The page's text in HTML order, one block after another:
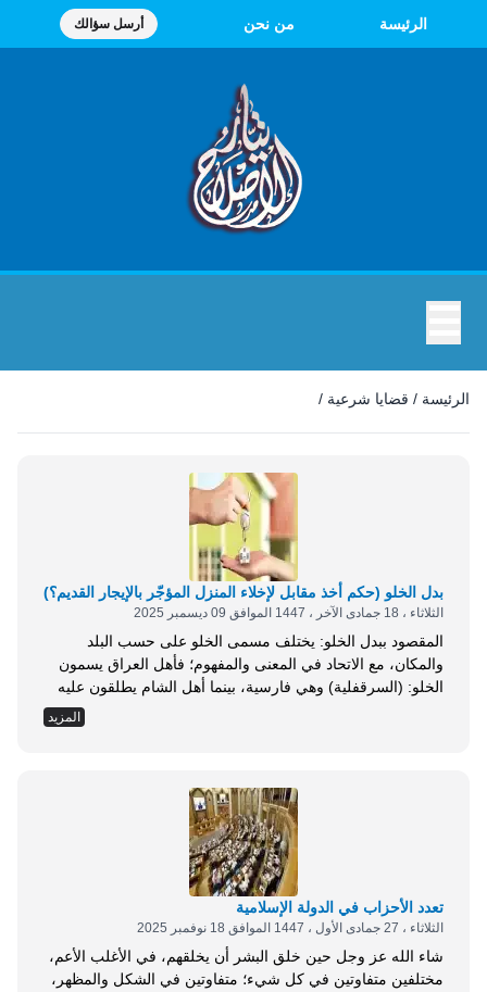
الرئيسة من نحن أرسل سؤالك
قضايا شرعية
الرئيسة / قضايا شرعية /
بدل الخلو (حكم أخذ مقابل لإخلاء المنزل المؤجّر بالإيجار القديم؟)
الثلاثاء ، 18 جمادى الآخر ، 1447 الموافق 09 ديسمبر 2025
المقصود ببدل الخلو: يختلف مسمى الخلو على حسب البلد
والمكان، مع الاتحاد في المعنى والمفهوم؛ فأهل العراق يسمون
الخلو: (السرقفلية) وهي فارسية، بينما أهل الشام يطلقون عليه
اسم: (الفروغ أو الفروغية)، وفي المغرب يسمونه: (الجلسة)،
وعند أهل مصر يسمى الخلو بـ: (المفتاح أو الزينة) وقد عرَفه
المزيد
تعدد الأحزاب في الدولة الإسلامية
الثلاثاء ، 27 جمادى الأول ، 1447 الموافق 18 نوفمبر 2025
شاء الله عز وجل حين خلق البشر أن يخلقهم، في الأغلب الأعم،
مختلفين متفاوتين في كل شيء؛ متفاوتين في الشكل والمظهر،